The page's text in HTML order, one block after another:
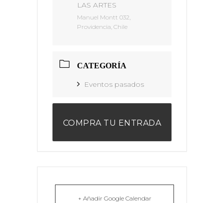
LAS ARTES
Manuel Montt 032,
Providencia, Chile
CATEGORÍA
Eventos pasados
COMPRA TU ENTRADA
+ Añadir Google Calendar